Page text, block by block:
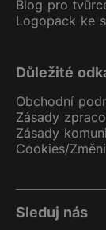
Blog pro
Logopack ke
Důležité
Obchodní
Zásady
Zásady
Cookies/
Sleduj nás